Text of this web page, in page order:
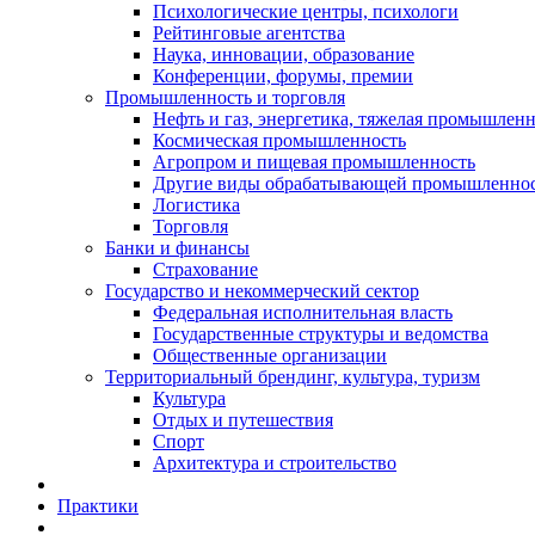
Психологические центры, психологи
Рейтинговые агентства
Наука, инновации, образование
Конференции, форумы, премии
Промышленность и торговля
Нефть и газ, энергетика, тяжелая
Космическая промышленность
Агропром и пищевая промышленность
Другие виды обрабатывающей
Логистика
Торговля
Банки и финансы
Страхование
Государство и некоммерческий сектор
Федеральная исполнительная власть
Государственные структуры и ведомства
Общественные организации
Территориальный брендинг, культура, туризм
Культура
Отдых и путешествия
Спорт
Архитектура и строительство
Практики